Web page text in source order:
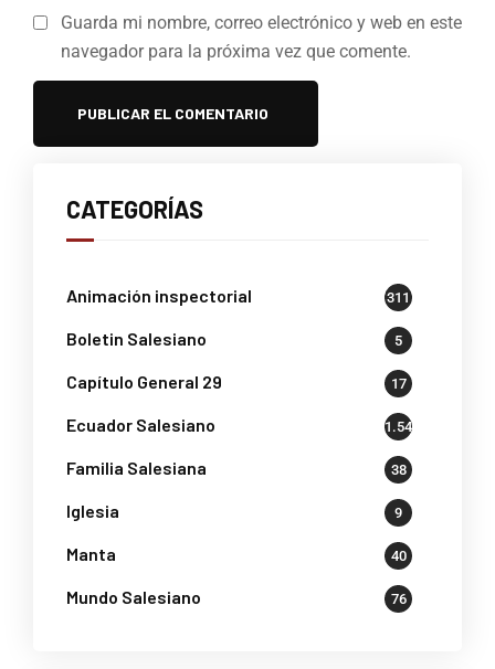
Guarda mi nombre, correo electrónico y web en este
navegador para la próxima vez que comente.
CATEGORÍAS
Animación inspectorial 311
Boletin Salesiano 5
Capítulo General 29 17
Ecuador Salesiano 1.541
Familia Salesiana 38
Iglesia 9
Manta 40
Mundo Salesiano 76